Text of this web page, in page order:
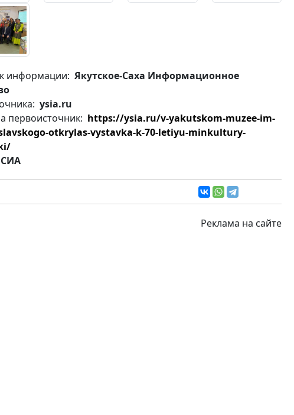
информации: Якутское-Саха Информационное
ysia.ru
первоисточник: https://ysia.ru/v-yakutskom-muzee-im-
otkrylas-vystavka-k-70-letiyu-minkultury-
Реклама на сайте